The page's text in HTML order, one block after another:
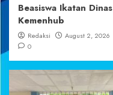
Beasiswa Ikatan Dinas
Kemenhub
Redaksi
August 2, 2026
0